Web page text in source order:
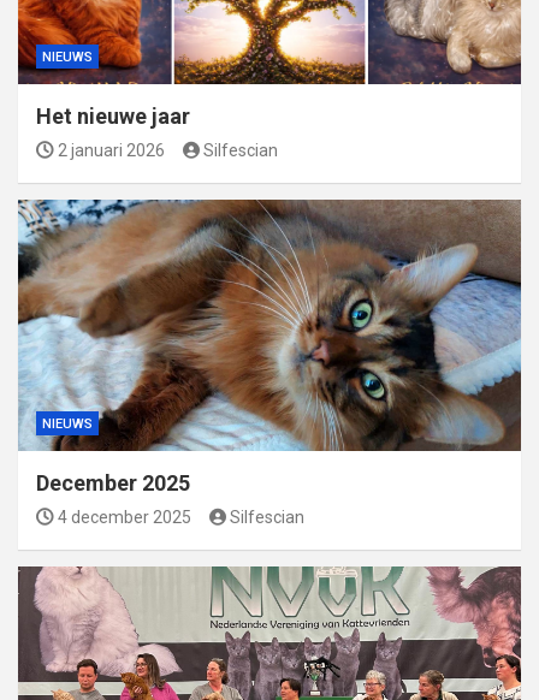
NIEUWS
Het nieuwe jaar
2 januari 2026 Silfescian
NIEUWS
December 2025
4 december 2025 Silfescian